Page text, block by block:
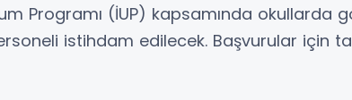
Programı (İUP) kapsamında okullarda
istihdam edilecek. Başvurular için